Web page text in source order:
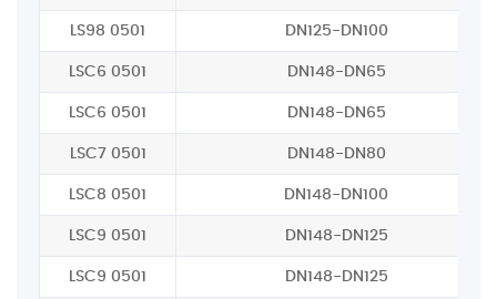
LS98 0501 DN125-DN100
LSC6 0501 DN148-DN65
LSC6 0501 DN148-DN65
LSC7 0501 DN148-DN80
LSC8 0501 DN148-DN100
LSC9 0501 DN148-DN125
LSC9 0501 DN148-DN125